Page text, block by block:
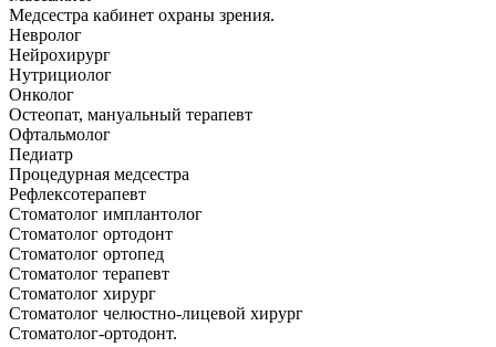
Медсестра кабинет охраны зрения.
Невролог
Нейрохирург
Нутрициолог
Онколог
Остеопат, мануальный терапевт
Офтальмолог
Педиатр
Процедурная медсестра
Рефлексотерапевт
Стоматолог имплантолог
Стоматолог ортодонт
Стоматолог ортопед
Стоматолог терапевт
Стоматолог хирург
Стоматолог челюстно-лицевой хирург
Стоматолог-ортодонт.